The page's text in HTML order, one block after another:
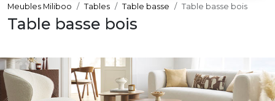
Meubles Miliboo Tables Table basse Table basse bois
Table basse bois